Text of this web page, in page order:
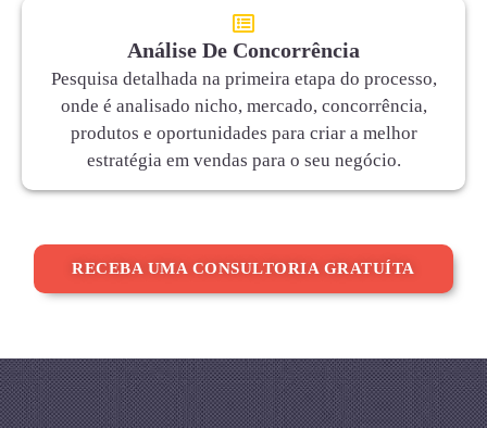
Análise De Concorrência
Pesquisa detalhada na primeira etapa do processo,
onde é analisado nicho, mercado, concorrência,
produtos e oportunidades para criar a melhor
estratégia em vendas para o seu negócio.
RECEBA UMA CONSULTORIA GRATUÍTA